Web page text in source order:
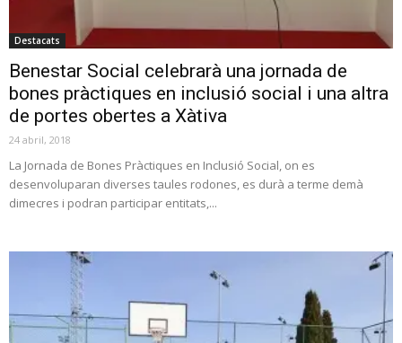
Destacats
Benestar Social celebrarà una jornada de
bones pràctiques en inclusió social i una altra
de portes obertes a Xàtiva
24 abril, 2018
La Jornada de Bones Pràctiques en Inclusió Social, on es
desenvoluparan diverses taules rodones, es durà a terme demà
dimecres i podran participar entitats,...